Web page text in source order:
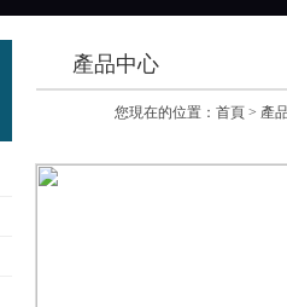
產品中心
您現在的位置： 首頁 > 產